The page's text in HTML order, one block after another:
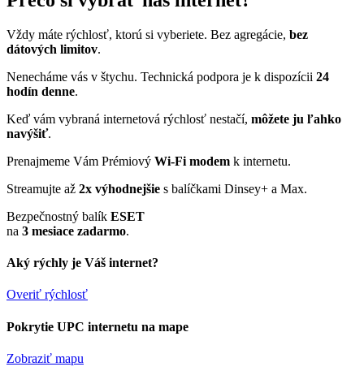
Vždy máte rýchlosť, ktorú si vyberiete. Bez agregácie, bez
dátových limitov.
Nenecháme vás v štychu. Technická podpora je k dispozícii 24
hodín denne.
Keď vám vybraná internetová rýchlosť nestačí, môžete ju ľahko
navýšiť.
Prenajmeme Vám Prémiový Wi-Fi modem k internetu.
Streamujte až 2x výhodnejšie s balíčkami Dinsey+ a Max.
Bezpečnostný balík ESET
na 3 mesiace zadarmo.
Aký rýchly je Váš internet?
Overiť rýchlosť
Pokrytie UPC internetu na mape
Zobraziť mapu